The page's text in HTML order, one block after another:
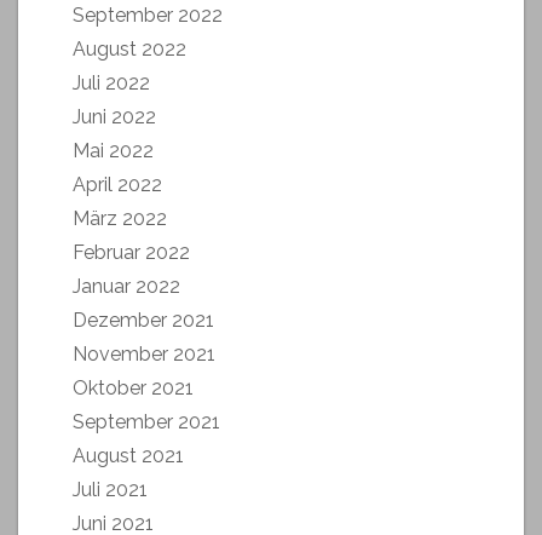
September 2022
August 2022
Juli 2022
Juni 2022
Mai 2022
April 2022
März 2022
Februar 2022
Januar 2022
Dezember 2021
November 2021
Oktober 2021
September 2021
August 2021
Juli 2021
Juni 2021